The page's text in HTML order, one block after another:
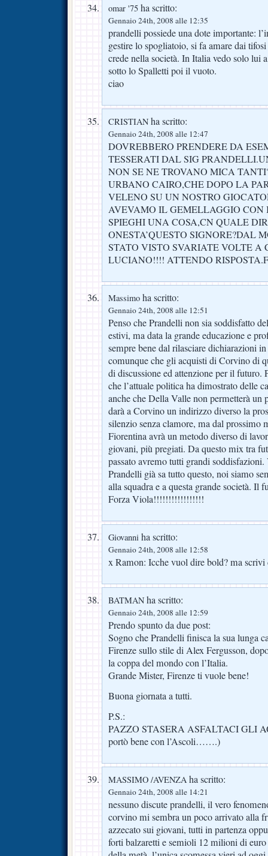
omar '75 ha scritto:
Gennaio 24th, 2008 alle 12:35
prandelli possiede una dote importante:
gestire lo spogliatoio, si fa amare dai
crede nella società. In Italia vedo solo lui
sotto lo Spalletti poi il vuoto.
ciao
CRISTIAN ha scritto:
Gennaio 24th, 2008 alle 12:47
DOVREBBERO PRENDERE DA
TESSERATI DAL SIG
NON SE NE TROVANO MICA
URBANO CAIRO,CHE DOPO LA
VELENO SU UN NOSTRO
AVEVAMO IL GEMELLAGGIO
SPIEGHI UNA COSA,CN QUALE
ONESTA’QUESTO SIGNORE?DAL
STATO VISTO SVARIATE VOLTE A
LUCIANO!!!! ATTENDO
Massimo ha scritto:
Gennaio 24th, 2008 alle 12:51
Penso che Prandelli non sia soddisfatto
estivi, ma data la grande educazione e
sempre bene dal rilasciare dichiarazioni in
comunque che gli acquisti di Corvino di
di discussione ed attenzione per il futuro.
che l’attuale politica ha dimostrato delle
anche che Della Valle non permetterà un
darà a Corvino un indirizzo diverso la
silenzio senza clamore, ma dal prossimo
Fiorentina avrà un metodo diverso di
giovani, più pregiati. Da questo mix tra
passato avremo tutti grandi soddisfazioni.
Prandelli già sa tutto questo, noi siamo
alla squadra e a questa grande società. Il
Forza Viola!!!!!!!!!!!!!!!!!
Giovanni ha scritto:
Gennaio 24th, 2008 alle 12:58
x Ramon: Icche vuol dire bold? ma
BATMAN ha scritto:
Gennaio 24th, 2008 alle 12:59
Prendo spunto da due post:
Sogno che Prandelli finisca la sua lunga
Firenze sullo stile di Alex Fergusson,
la coppa del mondo con l’Italia.
Grande Mister, Firenze ti vuole bene!
Buona giornata a tutti.
P.S.:
PAZZO STASERA ASFALTACI GLI
portò bene con l’Ascoli…….)
MASSIMO /AVENZA ha scritto:
Gennaio 24th, 2008 alle 14:21
nessuno discute prandelli, il vero
corvino mi sembra un poco arrivato alla
azzecato sui giovani, tutti in partenza
forti balzaretti e semioli 12 milioni di